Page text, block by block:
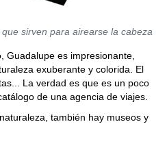
sirven para airearse la cabeza
Guadalupe es impresionante,
exuberante y colorida. El
La verdad es que es un poco
de una agencia de viajes.
también hay museos y